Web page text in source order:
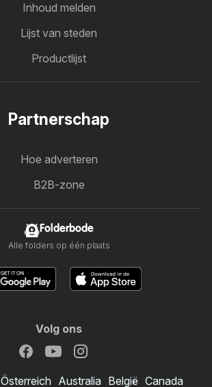
Inhoud melden
Lijst van steden
Productlijst
Partnerschap
Hoe adverteren
B2B-zone
Folderbode
Alle folders op één plaats
Volg ons
Österreich Australia België Canada